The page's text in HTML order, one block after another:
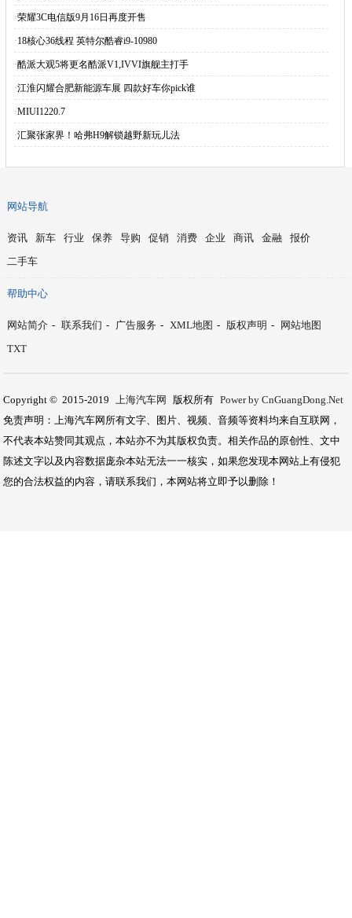
·荣耀3C电信版9月16日再度开售
·18核心36线程 英特尔酷睿i9-10980
·酷派大观5将更名酷派V1,IVVI旗舰主打手
·江淮闪耀合肥新能源车展 四款好车你pick谁
·MIUI1220.7
·汇聚张家界！哈弗H9解锁越野新玩儿法
网站导航
资讯 新车 行业 保养 导购 促销 消费 企业 商讯 金融
报价
二手车
帮助中心
网站简介 - 联系我们 - 广告服务 - XML地图 - 版权声明 -
网站地图
TXT
Copyright © 2015-2019 上海汽车网 版权所有 Power by CnGuangDong.Net
免责声明：上海汽车网所有文字、图片、视频、音频等资料均来自互联网，
不代表本站赞同其观点，本站亦不为其版权负责。相关作品的原创性、文中
陈述文字以及内容数据庞杂本站无法一一核实，如果您发现本网站上有侵犯
您的合法权益的内容，请联系我们，本网站将立即予以删除！